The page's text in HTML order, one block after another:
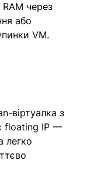
через
або
VM.
віртуалка з
floating IP —
легко